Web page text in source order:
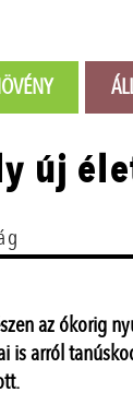
új
az ókorig
is arról